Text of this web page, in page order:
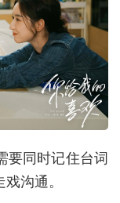
要同时记住台词
沟通。